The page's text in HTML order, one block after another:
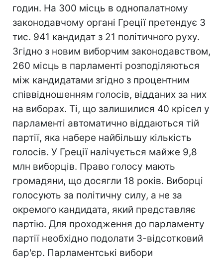
годин. На 300 місць в однопалатному
законодавчому органі Греції претендує 3
тис. 941 кандидат з 21 політичного руху.
Згідно з новим виборчим законодавством,
260 місць в парламенті розподіляються
між кандидатами згідно з процентним
співвідношенням голосів, відданих за них
на виборах. Ті, що залишилися 40 крісел у
парламенті автоматично віддаються тій
партії, яка набере найбільшу кількість
голосів. У Греції налічується майже 9,8
млн виборців. Право голосу мають
громадяни, що досягли 18 років. Виборці
голосують за політичну силу, а не за
окремого кандидата, який представляє
партію. Для проходження до парламенту
партії необхідно подолати 3-відсотковий
бар'єр. Парламентські вибори